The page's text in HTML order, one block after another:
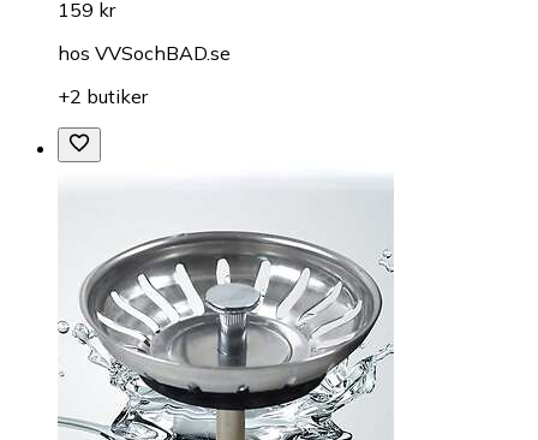
159 kr
hos VVSochBAD.se
+2 butiker